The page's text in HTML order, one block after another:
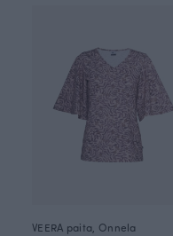
VEERA paita, Onnela